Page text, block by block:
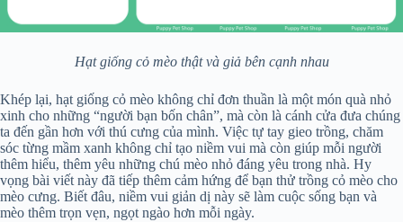
Hạt giống cỏ mèo thật và giả bên cạnh nhau
Khép lại, hạt giống cỏ mèo không chỉ đơn thuần là một món quà nhỏ
xinh cho những “người bạn bốn chân”, mà còn là cánh cửa đưa chúng
ta đến gần hơn với thú cưng của mình. Việc tự tay gieo trồng, chăm
sóc từng mầm xanh không chỉ tạo niềm vui mà còn giúp mỗi người
thêm hiểu, thêm yêu những chú mèo nhỏ đáng yêu trong nhà. Hy
vọng bài viết này đã tiếp thêm cảm hứng để bạn thử trồng cỏ mèo cho
mèo cưng. Biết đâu, niềm vui giản dị này sẽ làm cuộc sống bạn và
mèo thêm trọn vẹn, ngọt ngào hơn mỗi ngày.